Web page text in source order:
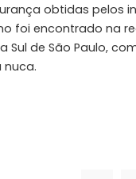
obtidas pelos
foi encontrado na
Sul de São Paulo,
nuca.